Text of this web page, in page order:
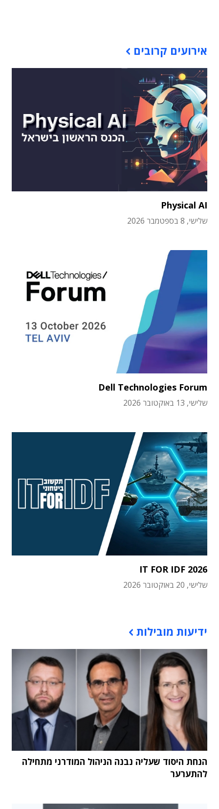
אירועים קרובים
Physical AI
שלישי, 8 בספטמבר 2026
Dell Technologies Forum
שלישי, 13 באוקטובר 2026
IT FOR IDF 2026
שלישי, 20 באוקטובר 2026
ידיעות מובילות
הנחת היסוד שעליה נבנה הניהול המודרני מתחילה
להתערער